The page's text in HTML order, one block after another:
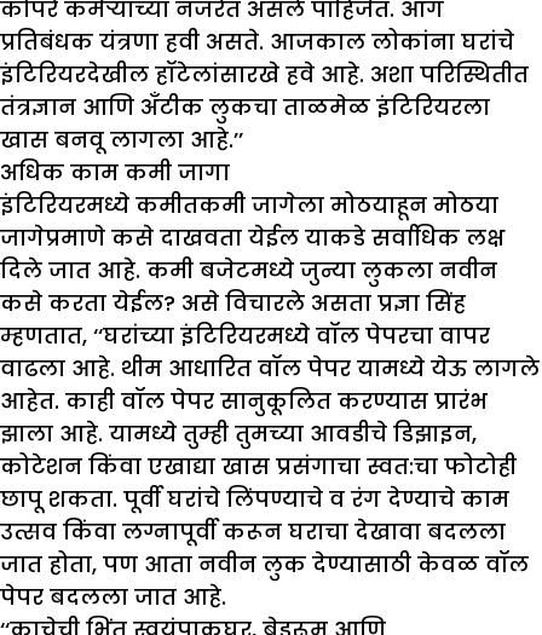
कोपरे कॅमेऱ्याच्या नजरेत असले पाहिजेत. आग
प्रतिबंधक यंत्रणा हवी असते. आजकाल लोकांना घरांचे
इंटिरियरदेखील हॉटेलांसारखे हवे आहे. अशा परिस्थितीत
तंत्रज्ञान आणि अँटीक लुकचा ताळमेळ इंटिरियरला
खास बनवू लागला आहे.’’
अधिक काम कमी जागा
इंटिरियरमध्ये कमीतकमी जागेला मोठयाहून मोठया
जागेप्रमाणे कसे दाखवता येईल याकडे सर्वाधिक लक्ष
दिले जात आहे. कमी बजेटमध्ये जुन्या लुकला नवीन
कसे करता येईल? असे विचारले असता प्रज्ञा सिंह
म्हणतात, ‘‘घरांच्या इंटिरियरमध्ये वॉल पेपरचा वापर
वाढला आहे. थीम आधारित वॉल पेपर यामध्ये येऊ लागले
आहेत. काही वॉल पेपर सानुकूलित करण्यास प्रारंभ
झाला आहे. यामध्ये तुम्ही तुमच्या आवडीचे डिझाइन,
कोटेशन किंवा एखाद्या खास प्रसंगाचा स्वत:चा फोटोही
छापू शकता. पूर्वी घरांचे लिंपण्याचे व रंग देण्याचे काम
उत्सव किंवा लग्नापूर्वी करून घराचा देखावा बदलला
जात होता, पण आता नवीन लुक देण्यासाठी केवळ वॉल
पेपर बदलला जात आहे.